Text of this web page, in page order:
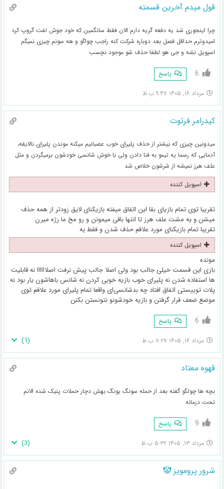
قول میدم آخرین قسمته
چرا اینجوری شد یه دفعه گریه دارم الان فقط سانگمین که خود جوش لفت گروپ کرد
امیدوترم حداقل فصل بعد دوباره شرکت کنه راجب چواگو و هه سونم چیزی نمیگم
اسپویل نشه و جی هو لطفا حذف شو موجود نچسب
6 پاسخ
مرداد ۱۶, ۱۴۰۵ ۹:۴۷ ب.ظ
کیدرامر فرتوت
میدونین چیزی که بیشتر از حذف پلیرای خوب عصبانیم میکنه موندن پلیرای نالایقه،
آدمایی که رسما یه تیمو به فنا دادن ولی با خوش شانسی خودشون برمیگردن و مثل
علف هرز نمیشه از شرشون خلاص شد
اسپویل کننده
تقریبا توی تمام بازیای بقا این اتفاق میفته بازیکنای لایق زودتر از همه حذف
میشن و یه مشت علف هرز تا انتها باقی میمونن و رو مخ ما رژه میرن
تقریبا تمام بازیکنای مورد علاقم حذف شدن و فقط یه
اسپویل کننده
مونده
بازی این قسمت خیلی جالب بود ولی اصلا جالب پیش نرفت اصلاااااا نه قابلیت
ها استفاده شدن نه پلیرای خوب بازیه خوبی کردن نه شانس باهاشون یار بود نه
پلات توییستی اتفاق افتاد چه بدشانسی‌ای واقعا تمام پلیرای مورد علاقم توی
موضع ضعف قرار گرفتن و بازیه خودشونو نتونستن بکنن
6 پاسخ
مرداد ۱۶, ۱۴۰۵ ۸:۲۷ ب.ظ (
1
)
قهوه معتاد
بچه ها چولگو گفته بعد از حمله سونگ یونگ بهش دچار حملات پنیک شده الانم
تحت درمانه
9 پاسخ
مرداد ۱۳, ۱۴۰۵ ۵:۳۲ ب.ظ (
3
)
شرور پرومویز 🤡